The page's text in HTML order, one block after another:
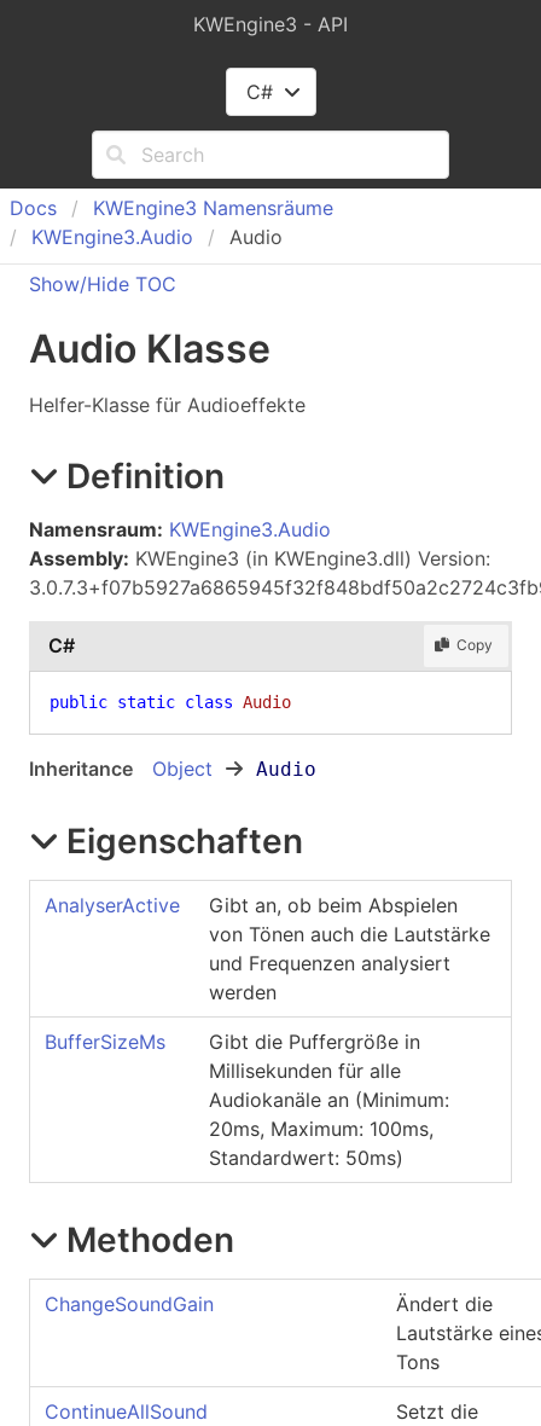
KWEngine3 - API
C#
Docs KWEngine3 Namensräume
KWEngine3.Audio
Audio
Show/Hide TOC
Audio Klasse
Helfer-Klasse für Audioeffekte
Definition
Namensraum: KWEngine3.Audio
Assembly: KWEngine3 (in KWEngine3.dll) Version:
C# Copy
public static class Audio
Inheritance Object Audio
Eigenschaften
AnalyserActive
Gibt an, ob beim Abspielen
von Tönen auch die Lautstärke
und Frequenzen analysiert
werden
BufferSizeMs
Gibt die Puffergröße in
Millisekunden für alle
Audiokanäle an (Minimum:
20ms, Maximum: 100ms,
Standardwert: 50ms)
Methoden
ChangeSoundGain
Ändert die
Lautstärke
Tons
ContinueAllSound
Setzt die